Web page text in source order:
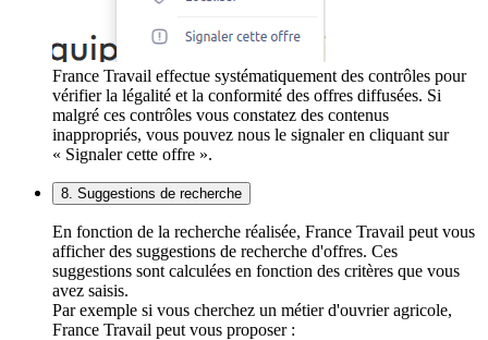
France Travail effectue systématiquement des contrôles pour
vérifier la légalité et la conformité des offres diffusées. Si
malgré ces contrôles vous constatez des contenus
inappropriés, vous pouvez nous le signaler en cliquant sur
« Signaler cette offre ».
8. Suggestions de recherche
En fonction de la recherche réalisée, France Travail peut vous
afficher des suggestions de recherche d'offres. Ces
suggestions sont calculées en fonction des critères que vous
avez saisis.
Par exemple si vous cherchez un métier d'ouvrier agricole,
France Travail peut vous proposer :